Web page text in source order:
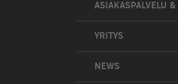
ASIAKASPALVELU &
YRITYS
NEWS